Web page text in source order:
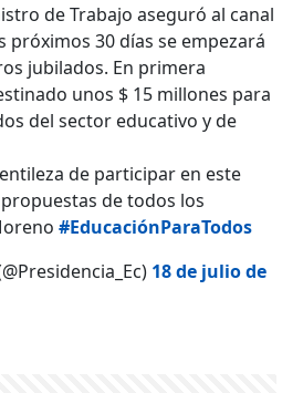
de Trabajo aseguró al canal
próximos 30 días se empezará
jubilados. En primera
unos $ 15 millones para
del sector educativo y de
de participar en este
de todos los
#EducaciónParaTodos
18 de julio de